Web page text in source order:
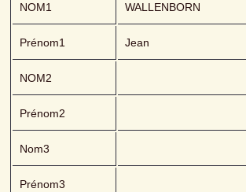
NOM1 WALLENBORN
Prénom1 Jean
NOM2
Prénom2
Nom3
Prénom3